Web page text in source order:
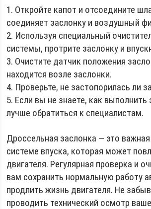
1. Откройте капот и отсоедините
соединяет заслонку и воздушный
2. Используя специальный
системы, протрите заслонку и
3. Очистите датчик положения
находится возле заслонки.
4. Проверьте, не застопорилась ли
5. Если вы не знаете, как выполнить
лучше обратиться к специалистам.
Дроссельная заслонка — это
системе впуска, которая может
двигателя. Регулярная проверка и
вам сохранить нормальную работу
продлить жизнь двигателя. Не
проводить технический осмотр